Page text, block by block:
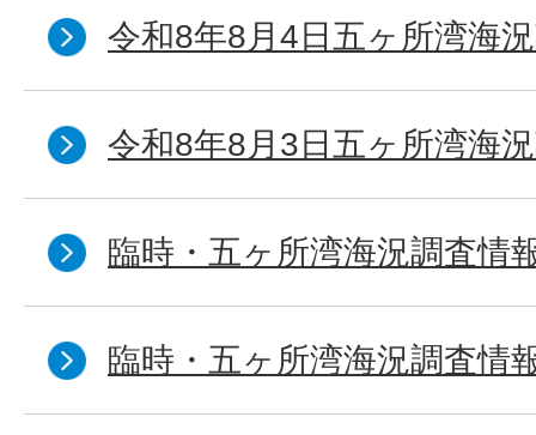
令和8年8月4日五ヶ所湾海
令和8年8月3日五ヶ所湾海
臨時・五ヶ所湾海況調査情
臨時・五ヶ所湾海況調査情